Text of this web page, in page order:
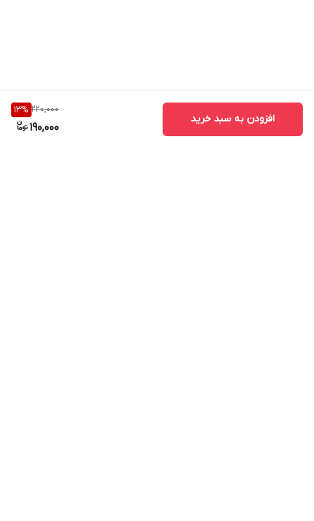
220,000
13%
190,000
افزودن به سبد خرید